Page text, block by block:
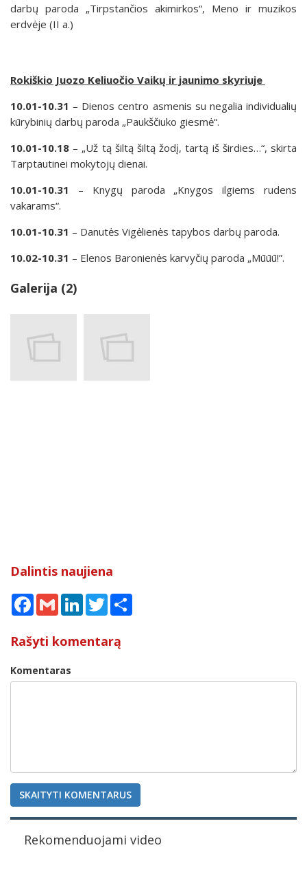
darbų paroda „Tirpstančios akimirkos“, Meno ir muzikos
erdvėje (II a.)
Rokiškio Juozo Keliuočio Vaikų ir jaunimo skyriuje
10.01-10.31 – Dienos centro asmenis su negalia individualių
kūrybinių darbų paroda „Paukščiuko giesmė“.
10.01-10.18 – „Už tą šiltą šiltą žodį, tartą iš širdies…“, skirta
Tarptautinei mokytojų dienai.
10.01-10.31 – Knygų paroda „Knygos ilgiems rudens
vakarams“.
10.01-10.31 – Danutės Vigėlienės tapybos darbų paroda.
10.02-10.31 – Elenos Baronienės karvyčių paroda „Mūūū!”.
Galerija (2)
Dalintis naujiena
Facebook
Gmail LinkedInTwitter
Rašyti komentarą
Komentaras
SKAITYTI KOMENTARUS
Rekomenduojami video